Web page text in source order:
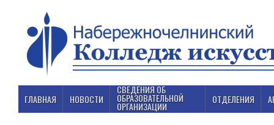
ГЛАВНАЯ НОВОСТИ
СВЕДЕНИЯ ОБ
ОБРАЗОВАТЕЛЬНОЙ
ОРГАНИЗАЦИИ
ОТДЕЛЕНИЯ